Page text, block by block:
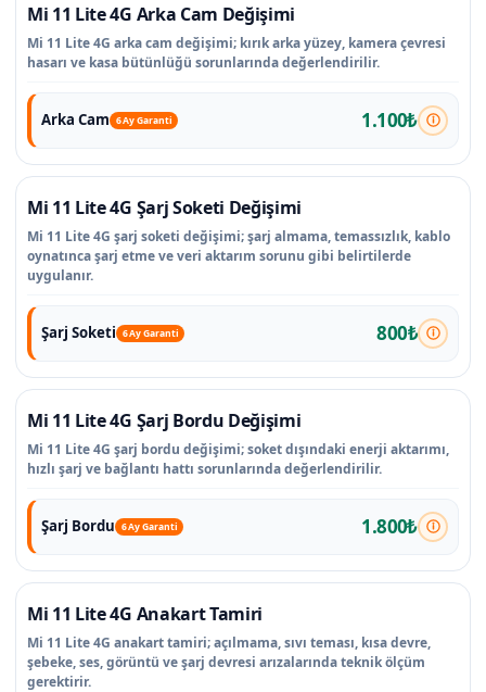
Mi 11 Lite 4G Arka Cam Değişimi
Mi 11 Lite 4G arka cam değişimi; kırık arka yüzey, kamera çevresi
hasarı ve kasa bütünlüğü sorunlarında değerlendirilir.
Arka Cam 6 Ay Garanti 1.100₺
Mi 11 Lite 4G Şarj Soketi Değişimi
Mi 11 Lite 4G şarj soketi değişimi; şarj almama, temassızlık, kablo
oynatınca şarj etme ve veri aktarım sorunu gibi belirtilerde
uygulanır.
Şarj Soketi 6 Ay Garanti 800₺
Mi 11 Lite 4G Şarj Bordu Değişimi
Mi 11 Lite 4G şarj bordu değişimi; soket dışındaki enerji aktarımı,
hızlı şarj ve bağlantı hattı sorunlarında değerlendirilir.
Şarj Bordu 6 Ay Garanti 1.800₺
Mi 11 Lite 4G Anakart Tamiri
Mi 11 Lite 4G anakart tamiri; açılmama, sıvı teması, kısa devre,
şebeke, ses, görüntü ve şarj devresi arızalarında teknik ölçüm
gerektirir.